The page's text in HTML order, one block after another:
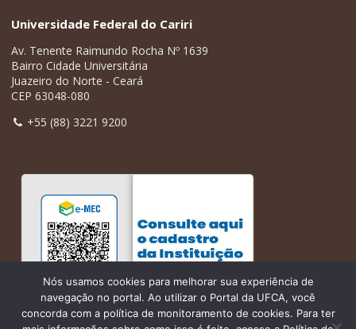
Universidade Federal do Cariri
Av. Tenente Raimundo Rocha Nº 1639
Bairro Cidade Universitária
Juazeiro do Norte - Ceará
CEP 63048-080
+55 (88) 3221 9200
Nós usamos cookies para melhorar sua experiência de
navegação no portal. Ao utilizar o Portal da UFCA, você
concorda com a política de monitoramento de cookies. Para ter